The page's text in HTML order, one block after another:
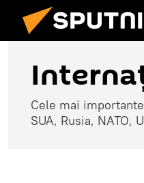
Cele mai
SUA, Rusia, NATO,